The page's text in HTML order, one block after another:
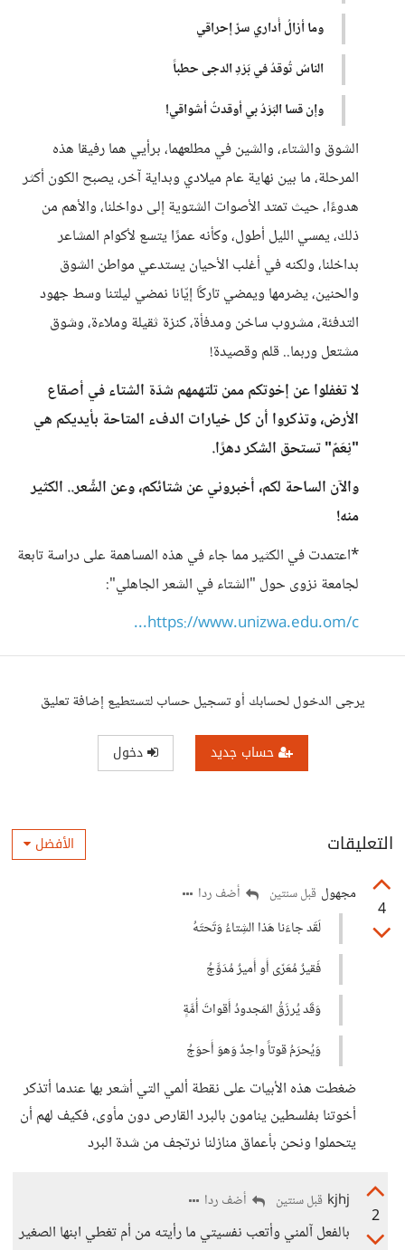
وما أزالُ أُداري سرَّ إحراقي
الناسُ تُوقدُ في بَرْدِ الدجى حطباً
وإن قسا البَرْدُ بي أوقدتُ أشواقي!
الشوق والشتاء، والشين في مطلعهما، برأيي هما رفيقا هذه
المرحلة، ما بين نهاية عام ميلادي وبداية آخر، يصبح الكون أكثر
هدوءًا، حيث تمتد الأصوات الشتوية إلى دواخلنا، والأهم من
ذلك، يمسي الليل أطول، وكأنه عمرًا يتسع لأكوام المشاعر
بداخلنا، ولكنه في أغلب الأحيان يستدعي مواطن الشوق
والحنين، يضرمها ويمضي تاركًا إيّانا نمضي ليلتنا وسط جهود
التدفئة، مشروب ساخن ومدفأة، كنزة ثقيلة وملاءة، وشوق
مشتعل وربما.. قلم وقصيدة!
لا تغفلوا عن إخوتكم ممن تلتهمهم شدّة الشتاء في أصقاع
الأرض، وتذكروا أن كل خيارات الدفء المتاحة بأيديكم هي
"نِعَمٌ" تستحق الشكر دهرًا.
والآن الساحة لكم، أخبروني عن شتائكم، وعن الشِّعر.. الكثير
منه!
*اعتمدت في الكثير مما جاء في هذه المساهمة على دراسة تابعة
لجامعة نزوى حول "الشتاء في الشعر الجاهلي":
https://www.unizwa.edu.om/c...
يرجى الدخول لحسابك أو تسجيل حساب لتستطيع إضافة تعليق
حساب جديد دخول
التعليقات الأفضل
4
مجهول قبل سنتين
أضف ردا
لَقَد جاءَنا هَذا الشِتاءُ وَتَحتَهُ
فَقيرٌ مُعَرّى أَو أَميرٌ مُدَوَّجُ
وَقَد يُرزَقُ المَجدودُ أَقواتَ أُمَّةٍ
وَيُحرَمُ قوتاً واحِدٌ وَهوَ أَحوَجُ
ضغطت هذه الأبيات على نقطة ألمي التي أشعر بها عندما أتذكر
أخوتنا بفلسطين ينامون بالبرد القارص دون مأوى، فكيف لهم أن
يتحملوا ونحن بأعماق منازلنا نرتجف من شدة البرد
2
kjhj قبل سنتين أضف ردا
بالفعل آلمني وأتعب نفسيتي ما رأيته من أم تغطي ابنها الصغير